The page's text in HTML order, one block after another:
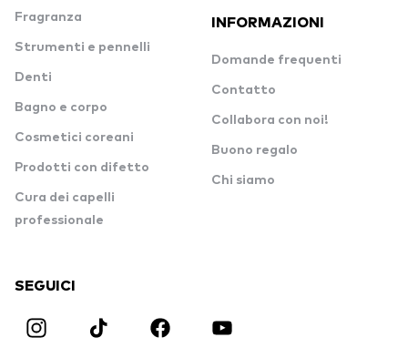
Fragranza
Strumenti e pennelli
Denti
Bagno e corpo
Cosmetici coreani
Prodotti con difetto
Cura dei capelli
professionale
INFORMAZIONI
Domande frequenti
Contatto
Collabora con noi!
Buono regalo
Chi siamo
SEGUICI